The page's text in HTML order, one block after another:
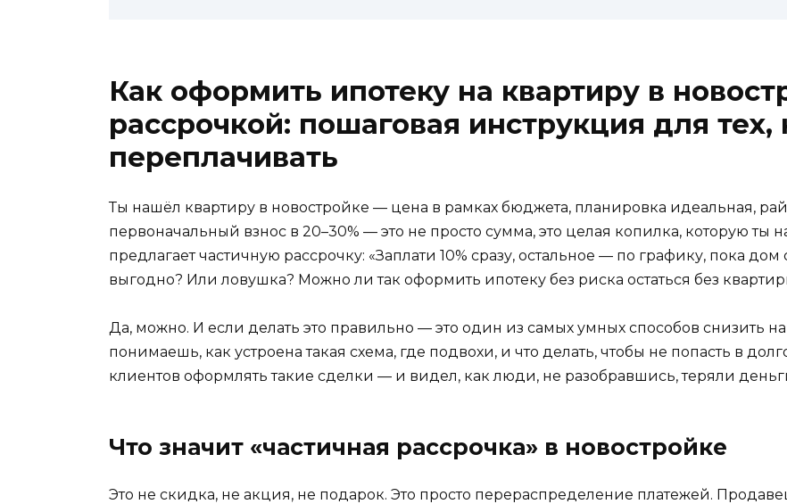
Как оформить ипотеку на квартиру в
рассрочкой: пошаговая инструкция для тех,
переплачивать
Ты нашёл квартиру в новостройке — цена в рамках бюджета, планировка идеальная,
первоначальный взнос в 20–30% — это не просто сумма, это целая копилка, которую ты
предлагает частичную рассрочку: «Заплати 10% сразу, остальное — по графику, пока дом
выгодно? Или ловушка? Можно ли так оформить ипотеку без риска остаться без
Да, можно. И если делать это правильно — это один из самых умных способов снизить
понимаешь, как устроена такая схема, где подвохи, и что делать, чтобы не попасть в
клиентов оформлять такие сделки — и видел, как люди, не разобравшись, теряли
Что значит «частичная рассрочка» в новостройке
Это не скидка, не акция, не подарок. Это просто перераспределение платежей.